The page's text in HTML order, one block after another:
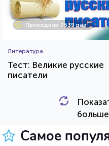
Проходили 7539 раз
Литература
Тест: Великие русские
писатели
больше
Самое